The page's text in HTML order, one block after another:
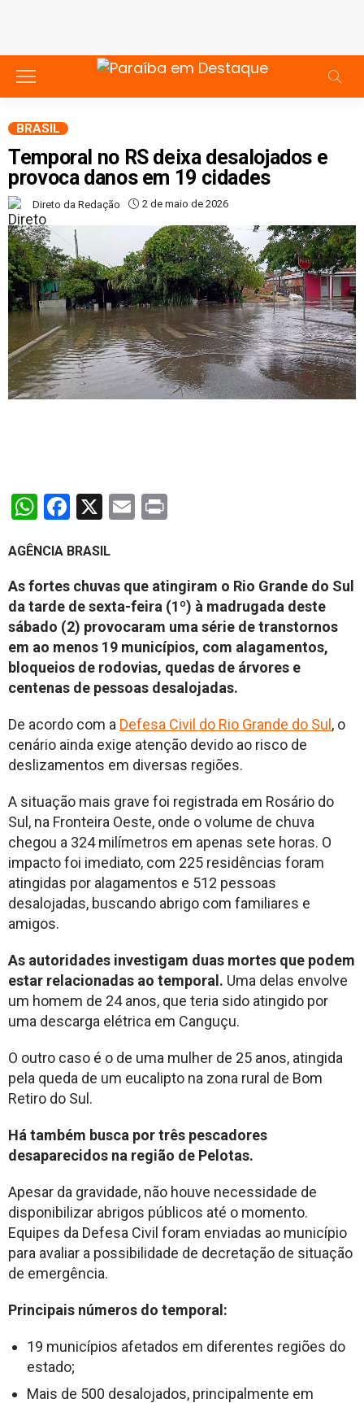
BRASIL
Temporal no RS deixa desalojados e
provoca danos em 19 cidades
Direto da Redação 2 de maio de 2026
WhatsApp
Facebook
X Email
AGÊNCIA BRASIL
As fortes chuvas que atingiram o Rio Grande do Sul
da tarde de sexta-feira (1º) à madrugada deste
sábado (2) provocaram uma série de transtornos
em ao menos 19 municípios, com alagamentos,
bloqueios de rodovias, quedas de árvores e
centenas de pessoas desalojadas.
De acordo com a Defesa Civil do Rio Grande do Sul, o
cenário ainda exige atenção devido ao risco de
deslizamentos em diversas regiões.
A situação mais grave foi registrada em Rosário do
Sul, na Fronteira Oeste, onde o volume de chuva
chegou a 324 milímetros em apenas sete horas. O
impacto foi imediato, com 225 residências foram
atingidas por alagamentos e 512 pessoas
desalojadas, buscando abrigo com familiares e
amigos.
As autoridades investigam duas mortes que podem
estar relacionadas ao temporal. Uma delas envolve
um homem de 24 anos, que teria sido atingido por
uma descarga elétrica em Canguçu.
O outro caso é o de uma mulher de 25 anos, atingida
pela queda de um eucalipto na zona rural de Bom
Retiro do Sul.
Há também busca por três pescadores
desaparecidos na região de Pelotas.
Apesar da gravidade, não houve necessidade de
disponibilizar abrigos públicos até o momento.
Equipes da Defesa Civil foram enviadas ao município
para avaliar a possibilidade de decretação de situação
de emergência.
Principais números do temporal:
19 municípios afetados em diferentes regiões do
estado;
Mais de 500 desalojados, principalmente em